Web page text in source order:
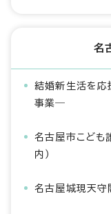
名
結婚新生活を
事業―
名古屋市こども
内）
名古屋城現天守